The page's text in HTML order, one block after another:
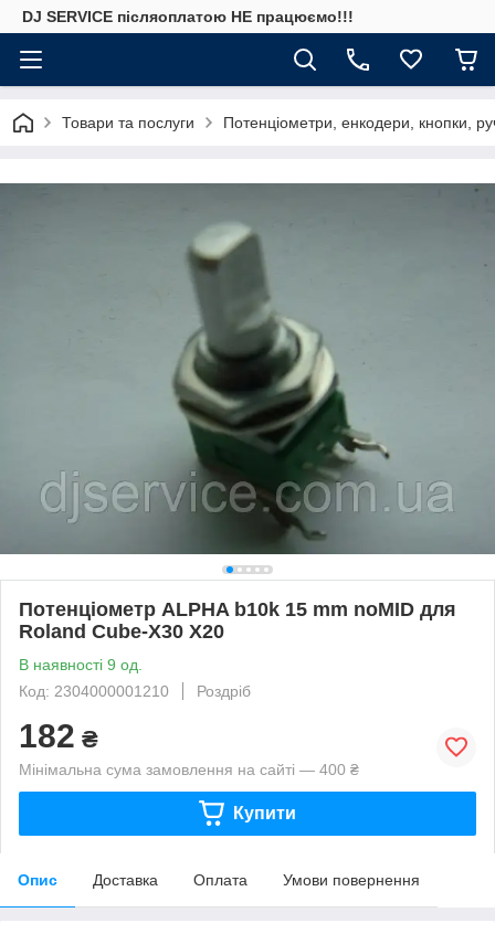
DJ SERVICE пiсляоплатою НЕ працюємо!!!
Товари та послуги Потенціометри, енкодери, кнопки,
Потенціометр ALPHA b10k 15 mm noMID для
Roland Cube-X30 X20
В наявності 9 од.
Код: 2304000001210
Роздріб
182 ₴
Мінімальна сума замовлення на сайті — 400 ₴
Купити
Опис Доставка Оплата Умови повернення